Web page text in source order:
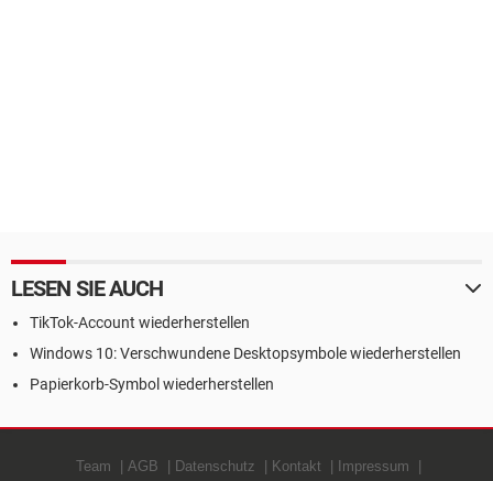
LESEN SIE AUCH
TikTok-Account wiederherstellen
Windows 10: Verschwundene Desktopsymbole wiederherstellen
Papierkorb-Symbol wiederherstellen
Team AGB Datenschutz Kontakt Impressum